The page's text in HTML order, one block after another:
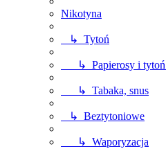
Nikotyna
↳ Tytoń
↳ Papierosy i tytoń
↳ Tabaka, snus
↳ Beztytoniowe
↳ Waporyzacja